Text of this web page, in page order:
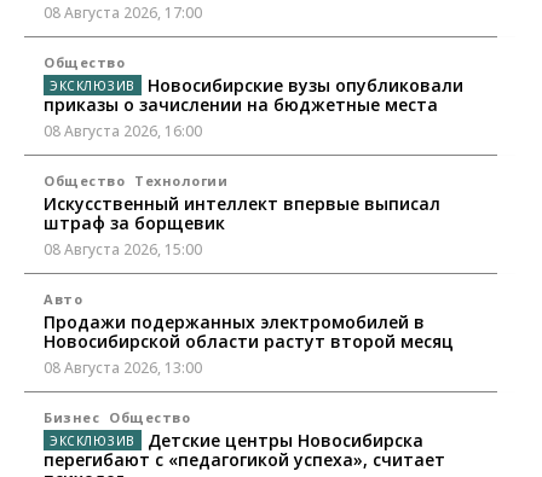
08 Августа 2026, 17:00
Общество
Новосибирские вузы опубликовали
приказы о зачислении на бюджетные места
08 Августа 2026, 16:00
Общество Технологии
Искусственный интеллект впервые выписал
штраф за борщевик
08 Августа 2026, 15:00
Авто
Продажи подержанных электромобилей в
Новосибирской области растут второй месяц
08 Августа 2026, 13:00
Бизнес Общество
Детские центры Новосибирска
перегибают с «педагогикой успеха», считает